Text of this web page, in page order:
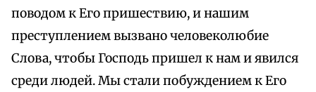
поводом к Его пришествию, и нашим
преступлением вызвано человеколюбие
Слова, чтобы Господь пришел к нам и явился
среди людей. Мы стали побуждением к Его